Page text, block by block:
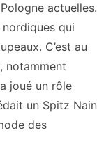
actuelles.
qui
C’est au
notamment
joué un rôle
un Spitz Nain
des